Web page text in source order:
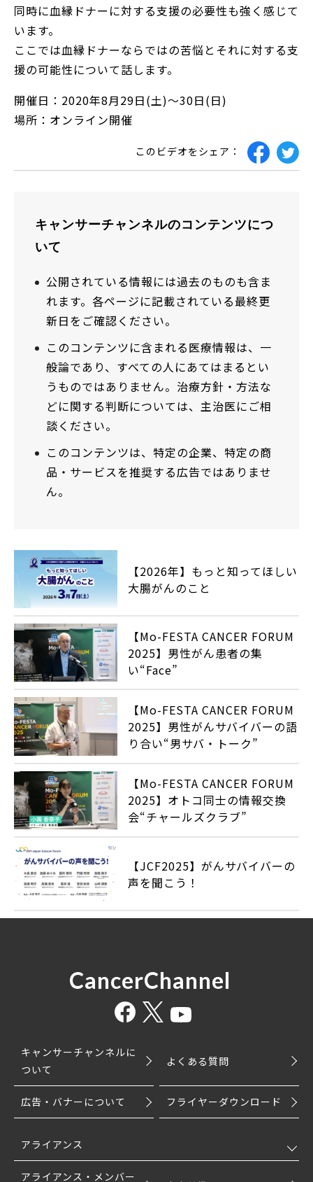
同時に血縁ドナーに対する支援の必要性も強く感じて
います。
ここでは血縁ドナーならではの苦悩とそれに対する支
援の可能性について話します。
開催日：2020年8月29日(土)～30日(日)
場所：オンライン開催
このビデオをシェア：
キャンサーチャンネルのコンテンツにつ
いて
公開されている情報には過去のものも含ま
れます。各ページに記載されている最終更
新日をご確認ください。
このコンテンツに含まれる医療情報は、一
般論であり、すべての人にあてはまるとい
うものではありません。治療方針・方法な
どに関する判断については、主治医にご相
談ください。
このコンテンツは、特定の企業、特定の商
品・サービスを推奨する広告ではありませ
ん。
【2026年】もっと知ってほしい
大腸がんのこと
【Mo-FESTA CANCER FORUM
2025】男性がん患者の集
い“Face”
【Mo-FESTA CANCER FORUM
2025】男性がんサバイバーの語
り合い“男サバ・トーク”
【Mo-FESTA CANCER FORUM
2025】オトコ同士の情報交換
会“チャールズクラブ”
【JCF2025】がんサバイバーの
声を聞こう！
CancerChannel
キャンサーチャンネルに
ついて
よくある質問
広告・バナーについて フライヤーダウンロード
アライアンス
アライアンス・メンバー